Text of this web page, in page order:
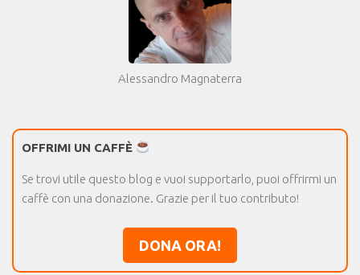
Alessandro Magnaterra
OFFRIMI UN CAFFÈ
Se trovi utile questo blog e vuoi supportarlo, puoi offrirmi un
caffè con una donazione. Grazie per il tuo contributo!
DONA ORA!